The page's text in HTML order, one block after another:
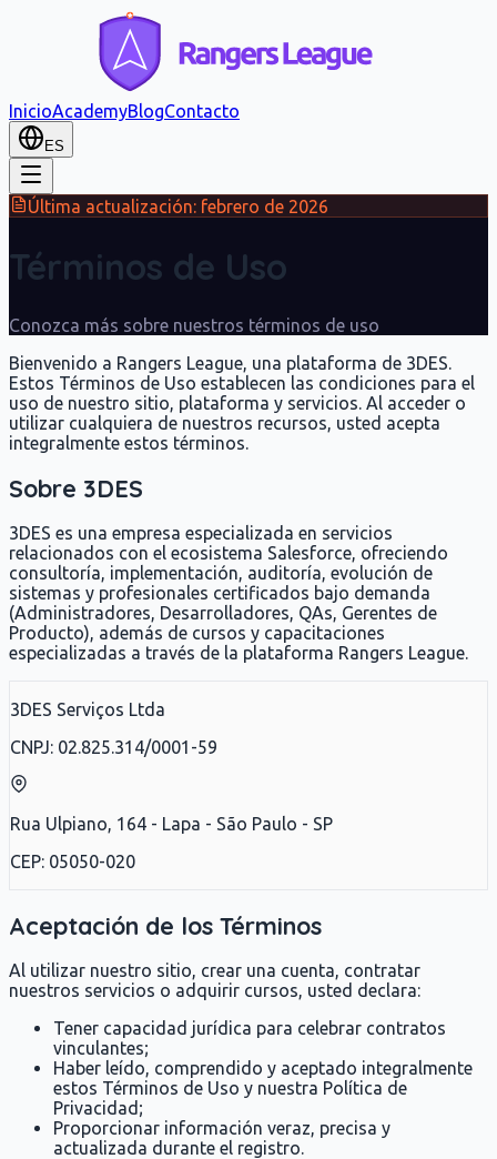
InicioAcademyBlogContacto
ES
Última actualización: febrero de 2026
Términos de Uso
Conozca más sobre nuestros términos de uso
Bienvenido a Rangers League, una plataforma de 3DES.
Estos Términos de Uso establecen las condiciones para el
uso de nuestro sitio, plataforma y servicios. Al acceder o
utilizar cualquiera de nuestros recursos, usted acepta
integralmente estos términos.
Sobre 3DES
3DES es una empresa especializada en servicios
relacionados con el ecosistema Salesforce, ofreciendo
consultoría, implementación, auditoría, evolución de
sistemas y profesionales certificados bajo demanda
(Administradores, Desarrolladores, QAs, Gerentes de
Producto), además de cursos y capacitaciones
especializadas a través de la plataforma Rangers League.
3DES Serviços Ltda
CNPJ: 02.825.314/0001-59
Rua Ulpiano, 164 - Lapa - São Paulo - SP
CEP: 05050-020
Aceptación de los Términos
Al utilizar nuestro sitio, crear una cuenta, contratar
nuestros servicios o adquirir cursos, usted declara:
Tener capacidad jurídica para celebrar contratos
vinculantes;
Haber leído, comprendido y aceptado integralmente
estos Términos de Uso y nuestra Política de
Privacidad;
Proporcionar información veraz, precisa y
actualizada durante el registro.